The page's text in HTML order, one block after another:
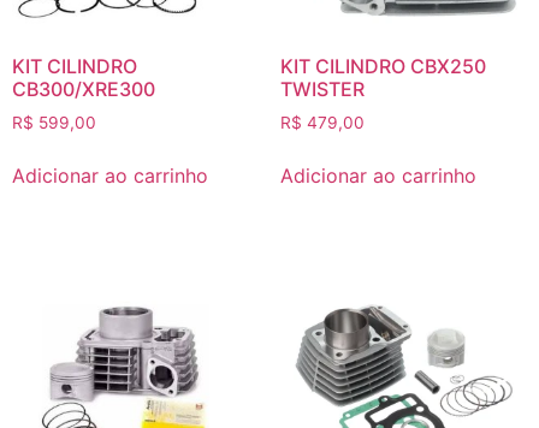
KIT CILINDRO
CB300/XRE300
R$ 599,00
Adicionar ao carrinho
KIT CILINDRO CBX250
TWISTER
R$ 479,00
Adicionar ao carrinho